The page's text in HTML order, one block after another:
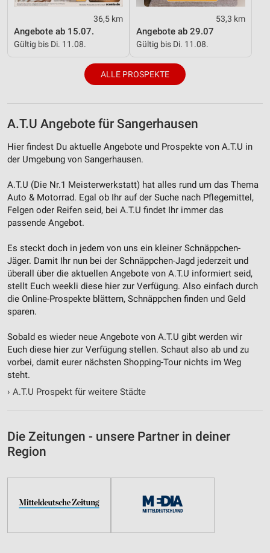
36,5 km
Angebote ab 15.07.
Gültig bis Di. 11.08.
53,3 km
Angebote ab 29.07
Gültig bis Di. 11.08.
ALLE PROSPEKTE
A.T.U Angebote für Sangerhausen
Hier findest Du aktuelle Angebote und Prospekte von A.T.U in
der Umgebung von Sangerhausen.
A.T.U (Die Nr.1 Meisterwerkstatt) hat alles rund um das Thema
Auto & Motorrad. Egal ob Ihr auf der Suche nach Pflegemittel,
Felgen oder Reifen seid, bei A.T.U findet Ihr immer das
passende Angebot.
Es steckt doch in jedem von uns ein kleiner Schnäppchen-
Jäger. Damit Ihr nun bei der Schnäppchen-Jagd jederzeit und
überall über die aktuellen Angebote von A.T.U informiert seid,
stellt Euch weekli diese hier zur Verfügung. Also einfach durch
die Online-Prospekte blättern, Schnäppchen finden und Geld
sparen.
Sobald es wieder neue Angebote von A.T.U gibt werden wir
Euch diese hier zur Verfügung stellen. Schaut also ab und zu
vorbei, damit eurer nächsten Shopping-Tour nichts im Weg
steht.
› A.T.U Prospekt für weitere Städte
Die Zeitungen - unsere Partner in deiner
Region